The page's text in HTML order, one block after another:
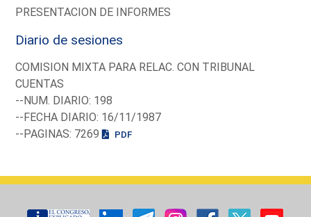
PRESENTACION DE INFORMES
Diario de sesiones
COMISION MIXTA PARA RELAC. CON TRIBUNAL
CUENTAS
--NUM. DIARIO: 198
--FECHA DIARIO: 16/11/1987
--PAGINAS: 7269
PDF